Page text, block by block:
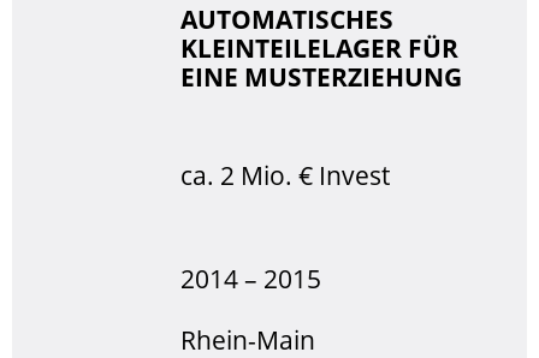
AUTOMATISCHES
KLEINTEILELAGER FÜR
EINE MUSTERZIEHUNG
ca. 2 Mio. € Invest
2014 – 2015
Rhein-Main